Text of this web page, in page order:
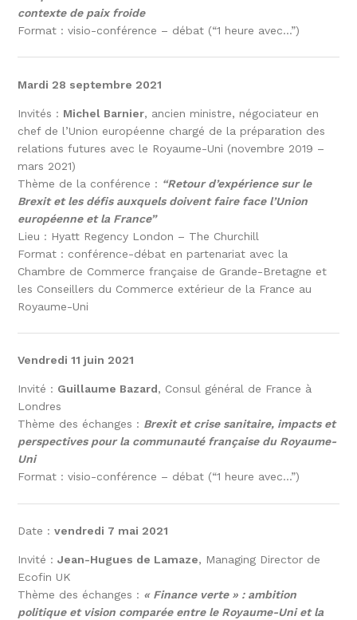
contexte de paix froide
Format : visio-conférence – débat (“1 heure avec…”)
Mardi 28 septembre 2021
Invités : Michel Barnier, ancien ministre, négociateur en
chef de l’Union européenne chargé de la préparation des
relations futures avec le Royaume-Uni (novembre 2019 –
mars 2021)
Thème de la conférence : “Retour d’expérience sur le
Brexit et les défis auxquels doivent faire face l’Union
européenne et la France”
Lieu : Hyatt Regency London – The Churchill
Format : conférence-débat en partenariat avec la
Chambre de Commerce française de Grande-Bretagne et
les Conseillers du Commerce extérieur de la France au
Royaume-Uni
Vendredi 11 juin 2021
Invité : Guillaume Bazard, Consul général de France à
Londres
Thème des échanges : Brexit et crise sanitaire, impacts et
perspectives pour la communauté française du Royaume-
Uni
Format : visio-conférence – débat (“1 heure avec…”)
Date :vendredi 7 mai 2021
Invité :Jean-Hugues de Lamaze, Managing Director de
Ecofin UK
Thème des échanges : « Finance verte » : ambition
politique et vision comparée entre le Royaume-Uni et la